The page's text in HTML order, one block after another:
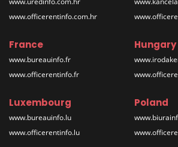
www.officerentinfo.com.hr
France
www.bureauinfo.fr
www.officerentinfo.fr
Hungary
Luxembourg
www.bureauinfo.lu
www.officerentinfo.lu
Poland